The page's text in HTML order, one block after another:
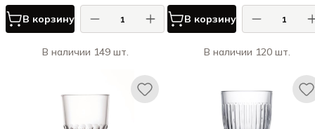
В корзину
В наличии 149 шт.
В корзину
В наличии 120 шт.